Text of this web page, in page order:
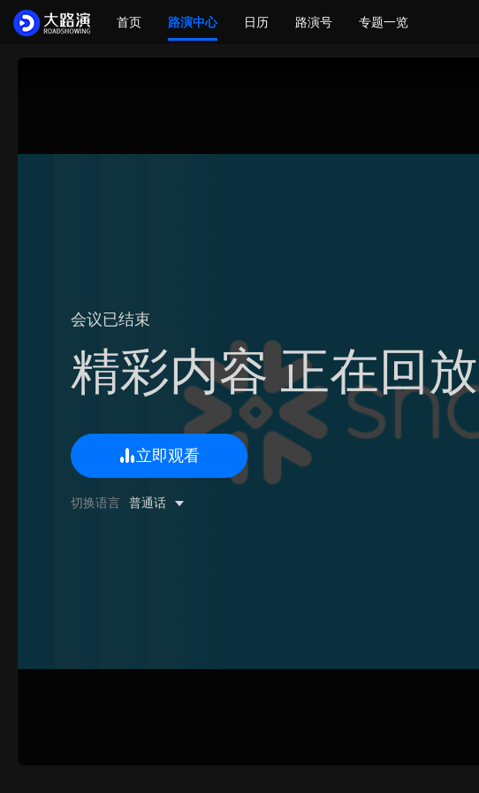
首页 路演中心 日历 路演号 专题一览
会议已结束
精彩内容 正在回放
立即观看
切换语言 普通话
0/500 字